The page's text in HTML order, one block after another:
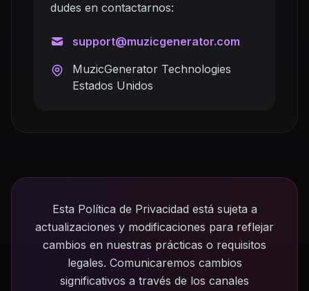
dudes en contactarnos:
support@muzicgenerator.com
MuzicGenerator Technologies
Estados Unidos
Esta Política de Privacidad está sujeta a
actualizaciones y modificaciones para reflejar
cambios en nuestras prácticas o requisitos
legales. Comunicaremos cambios
significativos a través de los canales